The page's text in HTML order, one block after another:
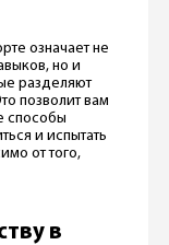
означает не
но и
разделяют
позволит вам
способы
и испытать
от того,
в